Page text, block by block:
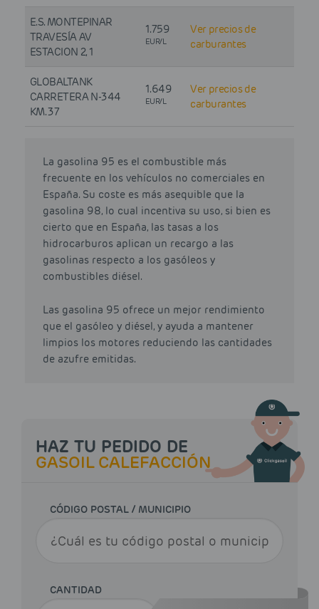
E.S. MONTEPINAR
TRAVESÍA AV
ESTACION 2, 1
1.759
EUR/L
Ver precios de
carburantes
GLOBALTANK
CARRETERA N-344
KM. 37
1.649
EUR/L
Ver precios de
carburantes
La gasolina 95 es el combustible más
frecuente en los vehículos no comerciales en
España. Su coste es más asequible que la
gasolina 98, lo cual incentiva su uso, si bien es
cierto que en España, las tasas a los
hidrocarburos aplican un recargo a las
gasolinas respecto a los gasóleos y
combustibles diésel.
Las gasolina 95 ofrece un mejor rendimiento
que el gasóleo y diésel, y ayuda a mantener
limpios los motores reduciendo las cantidades
de azufre emitidas.
HAZ TU PEDIDO DE
GASOIL CALEFACCIÓN
CÓDIGO POSTAL / MUNICIPIO
CANTIDAD